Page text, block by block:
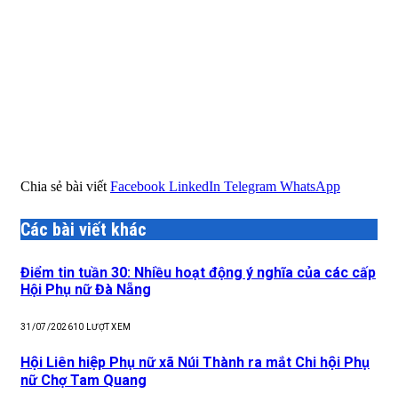
Chia sẻ bài viết Facebook LinkedIn Telegram WhatsApp
Các bài viết khác
Điểm tin tuần 30: Nhiều hoạt động ý nghĩa của các cấp
Hội Phụ nữ Đà Nẵng
31/07/202610 LƯỢT XEM
Hội Liên hiệp Phụ nữ xã Núi Thành ra mắt Chi hội Phụ
nữ Chợ Tam Quang